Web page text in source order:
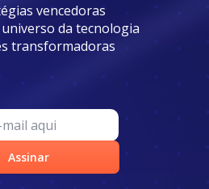
vencedoras
da tecnologia
transformadoras
Assinar